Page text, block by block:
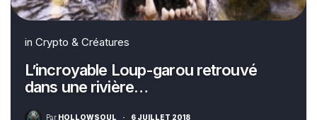
in Crypto & Créatures
L’incroyable Loup-garou retrouvé
dans une rivière…
Par HOLLOWSOUL · 6 JUILLET 2018